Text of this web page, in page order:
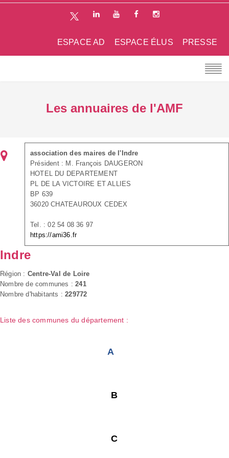
PRESSE
ESPACE ÉLUS
ESPACE AD
Les annuaires de l'AMF
association des maires de l'Indre
Président : M. François DAUGERON
HOTEL DU DEPARTEMENT
PL DE LA VICTOIRE ET ALLIES
BP 639
36020 CHATEAUROUX CEDEX
Tel. : 02 54 08 36 97
https://ami36.fr
Indre
Région : Centre-Val de Loire
Nombre de communes :241
Nombre d'habitants :229772
Liste des communes du département :
A
B
C